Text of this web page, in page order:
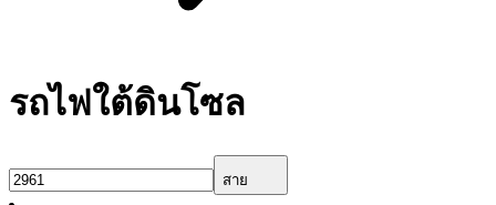
รถไฟใต้ดินโซล
สาย